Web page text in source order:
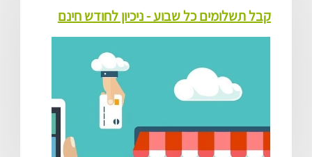
קבל תשלומים כל שבוע - ניכיון לחודש חינם